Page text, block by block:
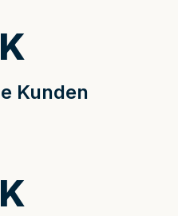
Kunden
K
K